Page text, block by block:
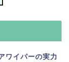
ワイパーの実力